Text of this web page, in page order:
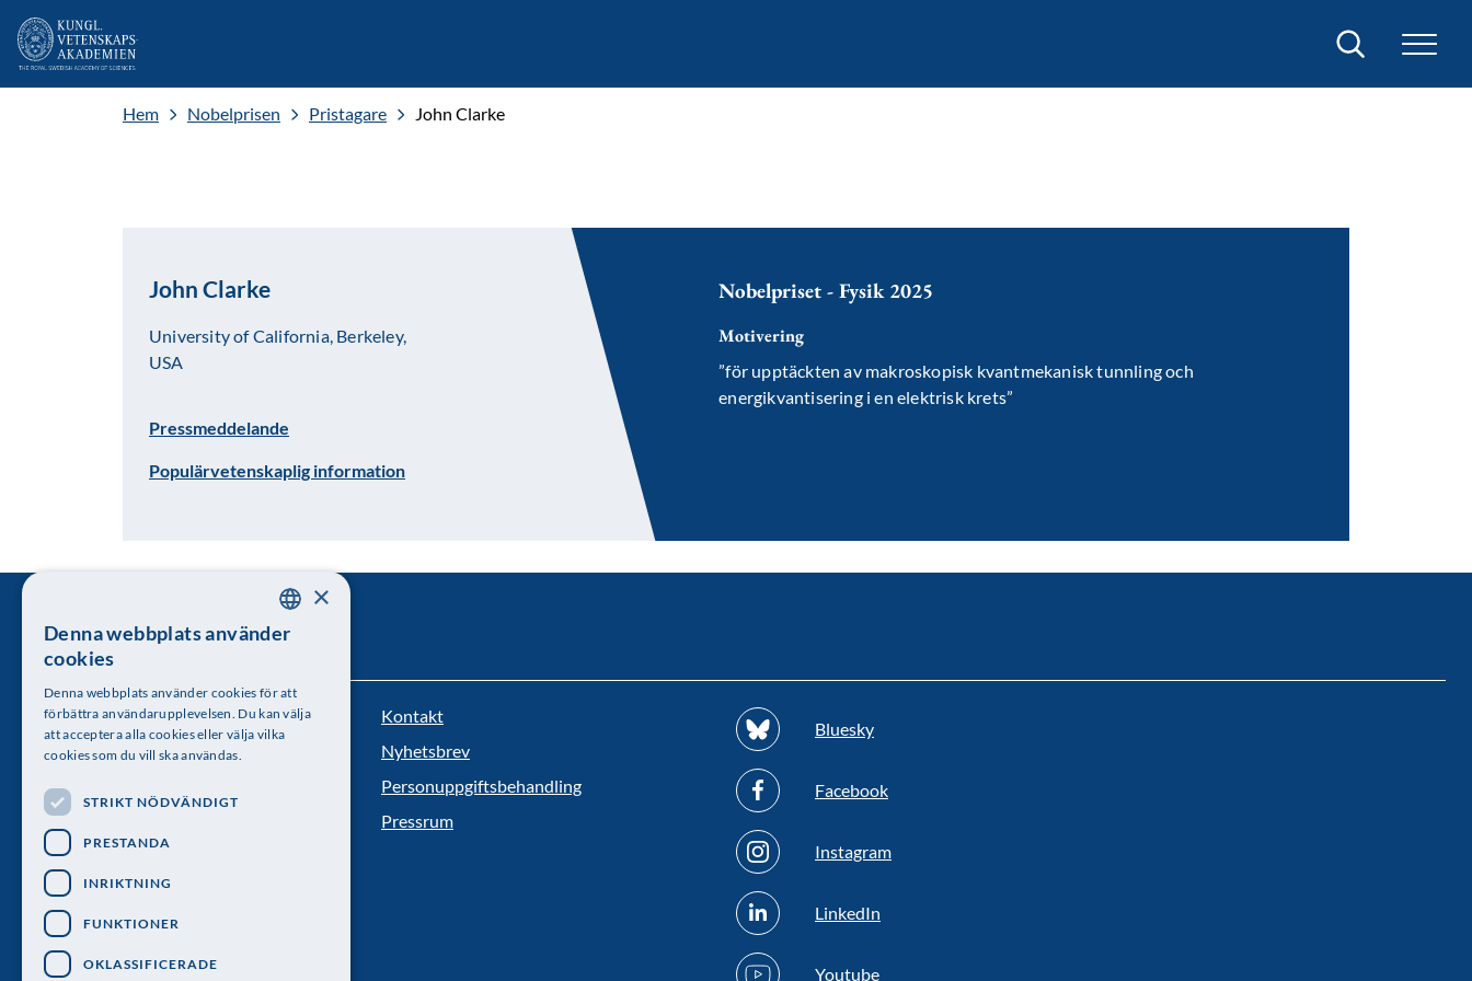
Sök
Hem Nobelprisen Pristagare John Clarke
John Clarke
University of California, Berkeley,
USA
Nobelpriset - Fysik 2025
Motivering
”för upptäckten av makroskopisk kvantmekanisk tunnling och
energikvantisering i en elektrisk krets”
Pressmeddelande
Populärvetenskaplig information
Kungl. Vetenskapsakademien
Besöksadress: Lilla Frescativägen 4A
Telefon: 08-673 95 00
Kontakt
Nyhetsbrev
Personuppgiftsbehandling
Pressrum
Bluesky
Facebook
Instagram
LinkedIn
Youtube
SWEDISH
×
Denna webbplats använder
cookies
Denna webbplats använder cookies för att
förbättra användarupplevelsen. Du kan välja
att acceptera alla cookies eller välja vilka
cookies som du vill ska användas.
STRIKT NÖDVÄNDIGT
PRESTANDA
INRIKTNING
FUNKTIONER
OKLASSIFICERADE